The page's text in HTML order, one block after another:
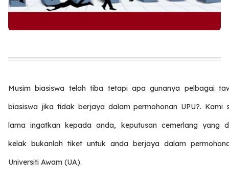
Musim biasiswa telah tiba tetapi apa gunanya pelbagai
biasiswa jika tidak berjaya dalam permohonan UPU?. Kami
lama ingatkan kepada anda, keputusan cemerlang yang
kelak bukanlah tiket untuk anda berjaya dalam
Universiti Awam (UA).